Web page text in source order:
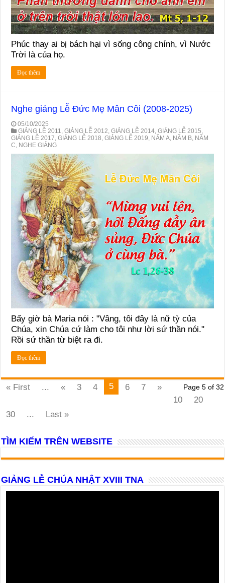
Phúc thay ai bị bách hại vì sống công chính, vì Nước
Trời là của họ.
Đọc thêm
Nghe giảng Lễ Đức Mẹ Mân Côi (2008-2025)
05/10/2025
GIẢNG LỄ 2011,GIẢNG LỄ 2012,GIẢNG LỄ 2014,GIẢNG LỄ 2015,
GIẢNG LỄ 2017,GIẢNG LỄ 2018,GIẢNG LỄ 2019, NĂM A, NĂM B, NĂM
C, NGHE GIẢNG
Bấy giờ bà Maria nói : "Vâng, tôi đây là nữ tỳ của
Chúa, xin Chúa cứ làm cho tôi như lời sứ thần nói."
Rồi sứ thần từ biệt ra đi.
Đọc thêm
Page 5 of 32
« First ... « 3 4 5 6 7
»
10
20
30
... Last »
TÌM KIẾM TRÊN WEBSITE
GIẢNG LỄ CHÚA NHẬT XVIII TNA